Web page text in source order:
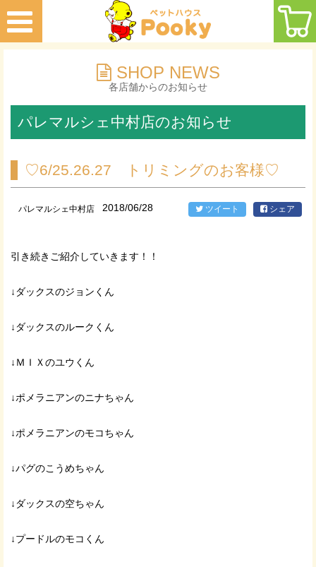
SHOP NEWS
各店舗からのお知らせ
パレマルシェ中村店のお知らせ
♡6/25.26.27 トリミングのお客様♡
パレマルシェ中村店 2018/06/28 ツイート シェア
引き続きご紹介していきます！！
↓ダックスのジョンくん
↓ダックスのルークくん
↓ＭＩＸのユウくん
↓ポメラニアンのニナちゃん
↓ポメラニアンのモコちゃん
↓パグのこうめちゃん
↓ダックスの空ちゃん
↓プードルのモコくん